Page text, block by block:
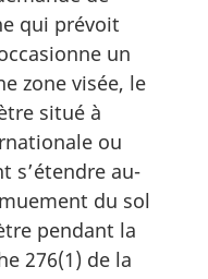
qui prévoit
un
zone visée, le
situé à
ou
s’étendre au-
du sol
pendant la
276(1) de la